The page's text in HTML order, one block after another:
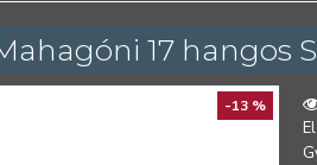
17 hangos
-13 %